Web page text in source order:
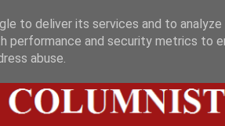
to deliver its services and to
performance and security metrics to
abuse.